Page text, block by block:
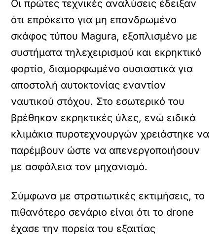
Οι πρώτες τεχνικές αναλύσεις έδειξαν
ότι επρόκειτο για μη επανδρωμένο
σκάφος τύπου Magura, εξοπλισμένο με
συστήματα τηλεχειρισμού και εκρηκτικό
φορτίο, διαμορφωμένο ουσιαστικά για
αποστολή αυτοκτονίας εναντίον
ναυτικού στόχου. Στο εσωτερικό του
βρέθηκαν εκρηκτικές ύλες, ενώ ειδικά
κλιμάκια πυροτεχνουργών χρειάστηκε να
παρέμβουν ώστε να απενεργοποιήσουν
με ασφάλεια τον μηχανισμό.
Σύμφωνα με στρατιωτικές εκτιμήσεις, το
πιθανότερο σενάριο είναι ότι το drone
έχασε την πορεία του εξαιτίας